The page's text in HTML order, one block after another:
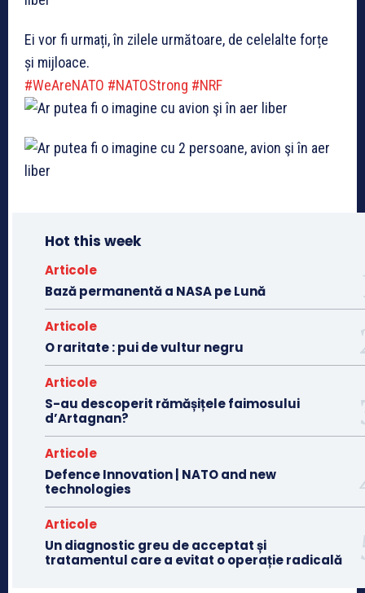
Ei vor fi urmați, în zilele următoare, de celelalte forțe
și mijloace.
#WeAreNATO #NATOStrong #NRF
Hot this week
Articole
Bază permanentă a NASA pe Lună
Articole
O raritate : pui de vultur negru
Articole
S-au descoperit rămășițele faimosului
d’Artagnan?
Articole
Defence Innovation | NATO and new
technologies
Articole
Un diagnostic greu de acceptat și
tratamentul care a evitat o operație radicală